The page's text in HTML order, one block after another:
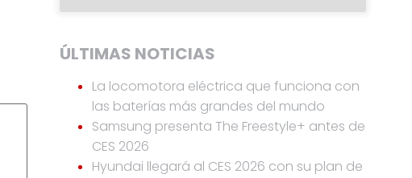
ÚLTIMAS NOTICIAS
La locomotora eléctrica que funciona con
las baterías más grandes del mundo
Samsung presenta The Freestyle+ antes de
CES 2026
Hyundai llegará al CES 2026 con su plan de